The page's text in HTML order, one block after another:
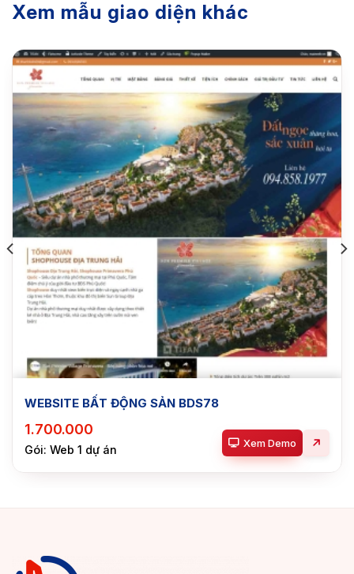
Xem mẫu giao diện khác
WEBSITE BẤT ĐỘNG SẢN BDS78
1.700.000
Gói: Web 1 dự án Xem Demo